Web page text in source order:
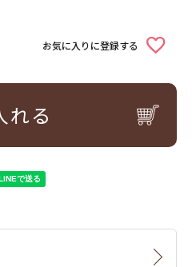
お気に入りに登録する
れる